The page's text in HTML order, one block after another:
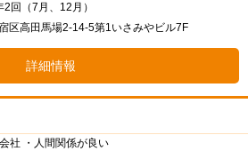
回（7月、12月）
区高田馬場2-14-5第1いさみやビル7F
詳細情報
社 ・人間関係が良い